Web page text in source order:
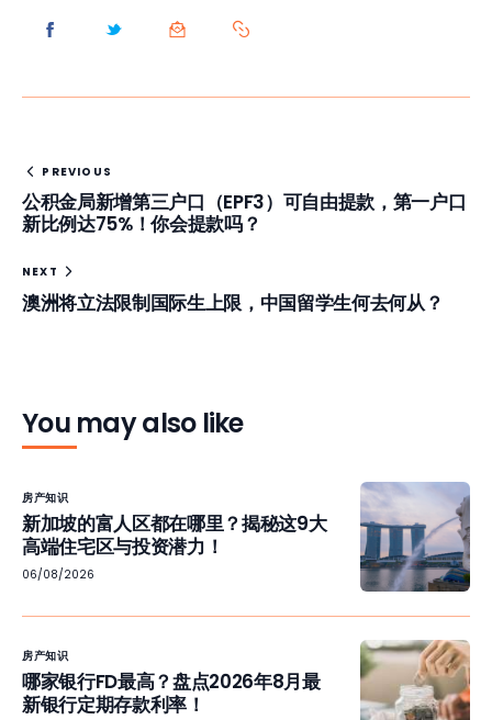
PREVIOUS
公积金局新增第三户口（EPF3）可自由提款，第一户口
新比例达75%！你会提款吗？
NEXT
澳洲将立法限制国际生上限，中国留学生何去何从？
You may also like
房产知识
新加坡的富人区都在哪里？揭秘这9大
高端住宅区与投资潜力！
06/08/2026
房产知识
哪家银行FD最高？盘点2026年8月最
新银行定期存款利率！